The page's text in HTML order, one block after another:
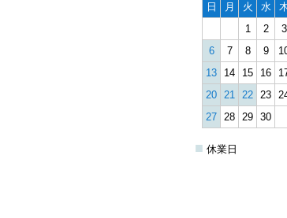
日
月 火 水
1
2 3
6
7 8 9
13
14 15 16
20 21 22 23
27 28 29 30
■ 休業日